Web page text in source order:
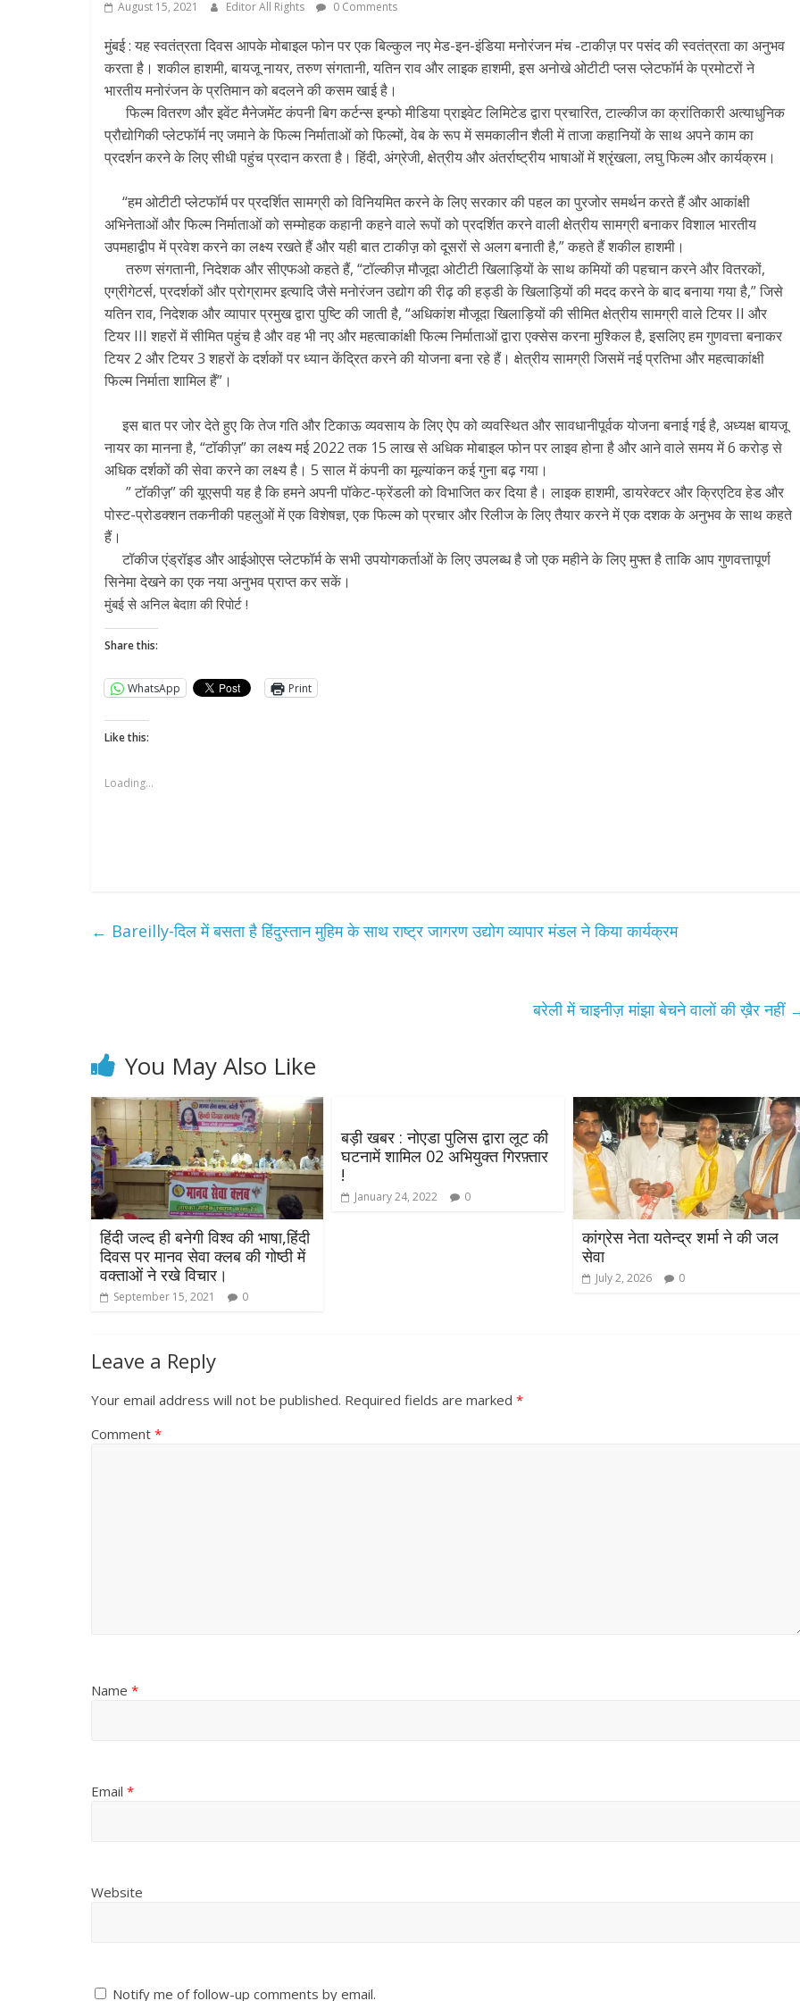
August 15, 2021 Editor All Rights 0 Comments
मुंबई : यह स्वतंत्रता दिवस आपके मोबाइल फोन पर एक बिल्कुल नए मेड-इन-इंडिया मनोरंजन मंच -टाकीज़ पर पसंद की स्वतंत्रता का अनुभव
करता है। शकील हाशमी, बायजू नायर, तरुण संगतानी, यतिन राव और लाइक हाशमी, इस अनोखे ओटीटी प्लस प्लेटफॉर्म के प्रमोटरों ने
भारतीय मनोरंजन के प्रतिमान को बदलने की कसम खाई है।
फिल्म वितरण और इवेंट मैनेजमेंट कंपनी बिग कर्टन्स इन्फो मीडिया प्राइवेट लिमिटेड द्वारा प्रचारित, टाल्कीज का क्रांतिकारी अत्याधुनिक
प्रौद्योगिकी प्लेटफॉर्म नए जमाने के फिल्म निर्माताओं को फिल्मों, वेब के रूप में समकालीन शैली में ताजा कहानियों के साथ अपने काम का
प्रदर्शन करने के लिए सीधी पहुंच प्रदान करता है। हिंदी, अंग्रेजी, क्षेत्रीय और अंतर्राष्ट्रीय भाषाओं में श्रृंखला, लघु फिल्म और कार्यक्रम।
“हम ओटीटी प्लेटफॉर्म पर प्रदर्शित सामग्री को विनियमित करने के लिए सरकार की पहल का पुरजोर समर्थन करते हैं और आकांक्षी
अभिनेताओं और फिल्म निर्माताओं को सम्मोहक कहानी कहने वाले रूपों को प्रदर्शित करने वाली क्षेत्रीय सामग्री बनाकर विशाल भारतीय
उपमहाद्वीप में प्रवेश करने का लक्ष्य रखते हैं और यही बात टाकीज़़ को दूसरों से अलग बनाती है,” कहते हैं शकील हाशमी।
तरुण संगतानी, निदेशक और सीएफओ कहते हैं, “टॉल्कीज़ मौजूदा ओटीटी खिलाड़ियों के साथ कमियों की पहचान करने और वितरकों,
एग्रीगेटर्स, प्रदर्शकों और प्रोग्रामर इत्यादि जैसे मनोरंजन उद्योग की रीढ़ की हड्डी के खिलाड़ियों की मदद करने के बाद बनाया गया है,” जिसे
यतिन राव, निदेशक और व्यापार प्रमुख द्वारा पुष्टि की जाती है, “अधिकांश मौजूदा खिलाड़ियों की सीमित क्षेत्रीय सामग्री वाले टियर II और
टियर III शहरों में सीमित पहुंच है और वह भी नए और महत्वाकांक्षी फिल्म निर्माताओं द्वारा एक्सेस करना मुश्किल है, इसलिए हम गुणवत्ता बनाकर
टियर 2 और टियर 3 शहरों के दर्शकों पर ध्यान केंद्रित करने की योजना बना रहे हैं। क्षेत्रीय सामग्री जिसमें नई प्रतिभा और महत्वाकांक्षी
फिल्म निर्माता शामिल हैं”।
इस बात पर जोर देते हुए कि तेज गति और टिकाऊ व्यवसाय के लिए ऐप को व्यवस्थित और सावधानीपूर्वक योजना बनाई गई है, अध्यक्ष बायजू
नायर का मानना ​​है, “टॉकीज़” का लक्ष्य मई 2022 तक 15 लाख से अधिक मोबाइल फोन पर लाइव होना है और आने वाले समय में 6 करोड़ से
अधिक दर्शकों की सेवा करने का लक्ष्य है। 5 साल में कंपनी का मूल्यांकन कई गुना बढ़ गया।
” टॉकीज़़” की यूएसपी यह है कि हमने अपनी पॉकेट-फ्रेंडली को विभाजित कर दिया है। लाइक हाशमी, डायरेक्टर और क्रिएटिव हेड और
पोस्ट-प्रोडक्शन तकनीकी पहलुओं में एक विशेषज्ञ, एक फिल्म को प्रचार और रिलीज के लिए तैयार करने में एक दशक के अनुभव के साथ कहते
हैं।
टॉकीज एंड्रॉइड और आईओएस प्लेटफॉर्म के सभी उपयोगकर्ताओं के लिए उपलब्ध है जो एक महीने के लिए मुफ्त है ताकि आप गुणवत्तापूर्ण
सिनेमा देखने का एक नया अनुभव प्राप्त कर सकें।
मुंबई से अनिल बेदाग़ की रिपोर्ट !
Share this:
WhatsApp Print
Like this:
Loading...
← Bareilly-दिल में बसता है हिंदुस्तान मुहिम के साथ राष्ट्र जागरण उद्योग व्यापार मंडल ने किया कार्यक्रम
बरेली में चाइनीज़ मांझा बेचने वालों की ख़ैर नहीं
You May Also Like
हिंदी जल्द ही बनेगी विश्व की भाषा,हिंदी
दिवस पर मानव सेवा क्लब की गोष्ठी में
वक्ताओं ने रखे विचार।
September 15, 2021 0
बड़ी खबर : नोएडा पुलिस द्वारा लूट की
घटनामें शामिल 02 अभियुक्त गिरफ़्तार
!
January 24, 2022 0
कांग्रेस नेता यतेन्द्र शर्मा ने की जल
सेवा
July 2, 2026 0
Leave a Reply
Your email address will not be published. Required fields are marked *
Comment *
Name *
Email *
Website
Notify me of follow-up comments by email.
All Rights News Bareilly
राजनीति
All Rights News Bareilly
Uttar
Pradesh
राजनीति हॉट राजनीतिक
प्रथम आगमन पर नवनियुक्त
उपाध्यक्ष सोनू बाल्मीकि का किया
स्वागत
August 6, 2021 Editor All Rights